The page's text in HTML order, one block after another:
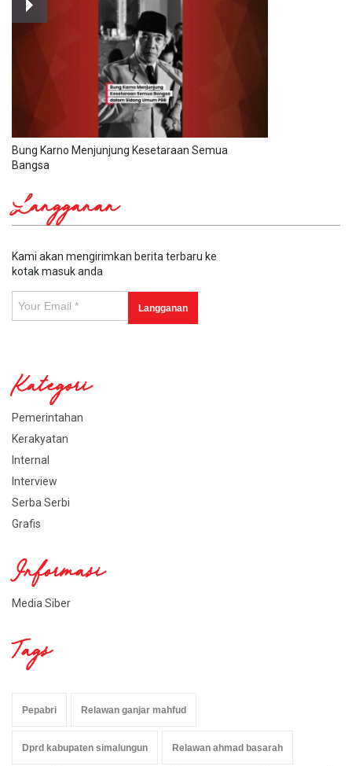
Bung Karno Menjunjung Kesetaraan Semua
Bangsa
Langganan
Kami akan mengirimkan berita terbaru ke
kotak masuk anda
Kategori
Pemerintahan
Kerakyatan
Internal
Interview
Serba Serbi
Grafis
Informasi
Media Siber
Tags
Pepabri Relawan ganjar mahfud
Dprd kabupaten simalungun Relawan ahmad basarah